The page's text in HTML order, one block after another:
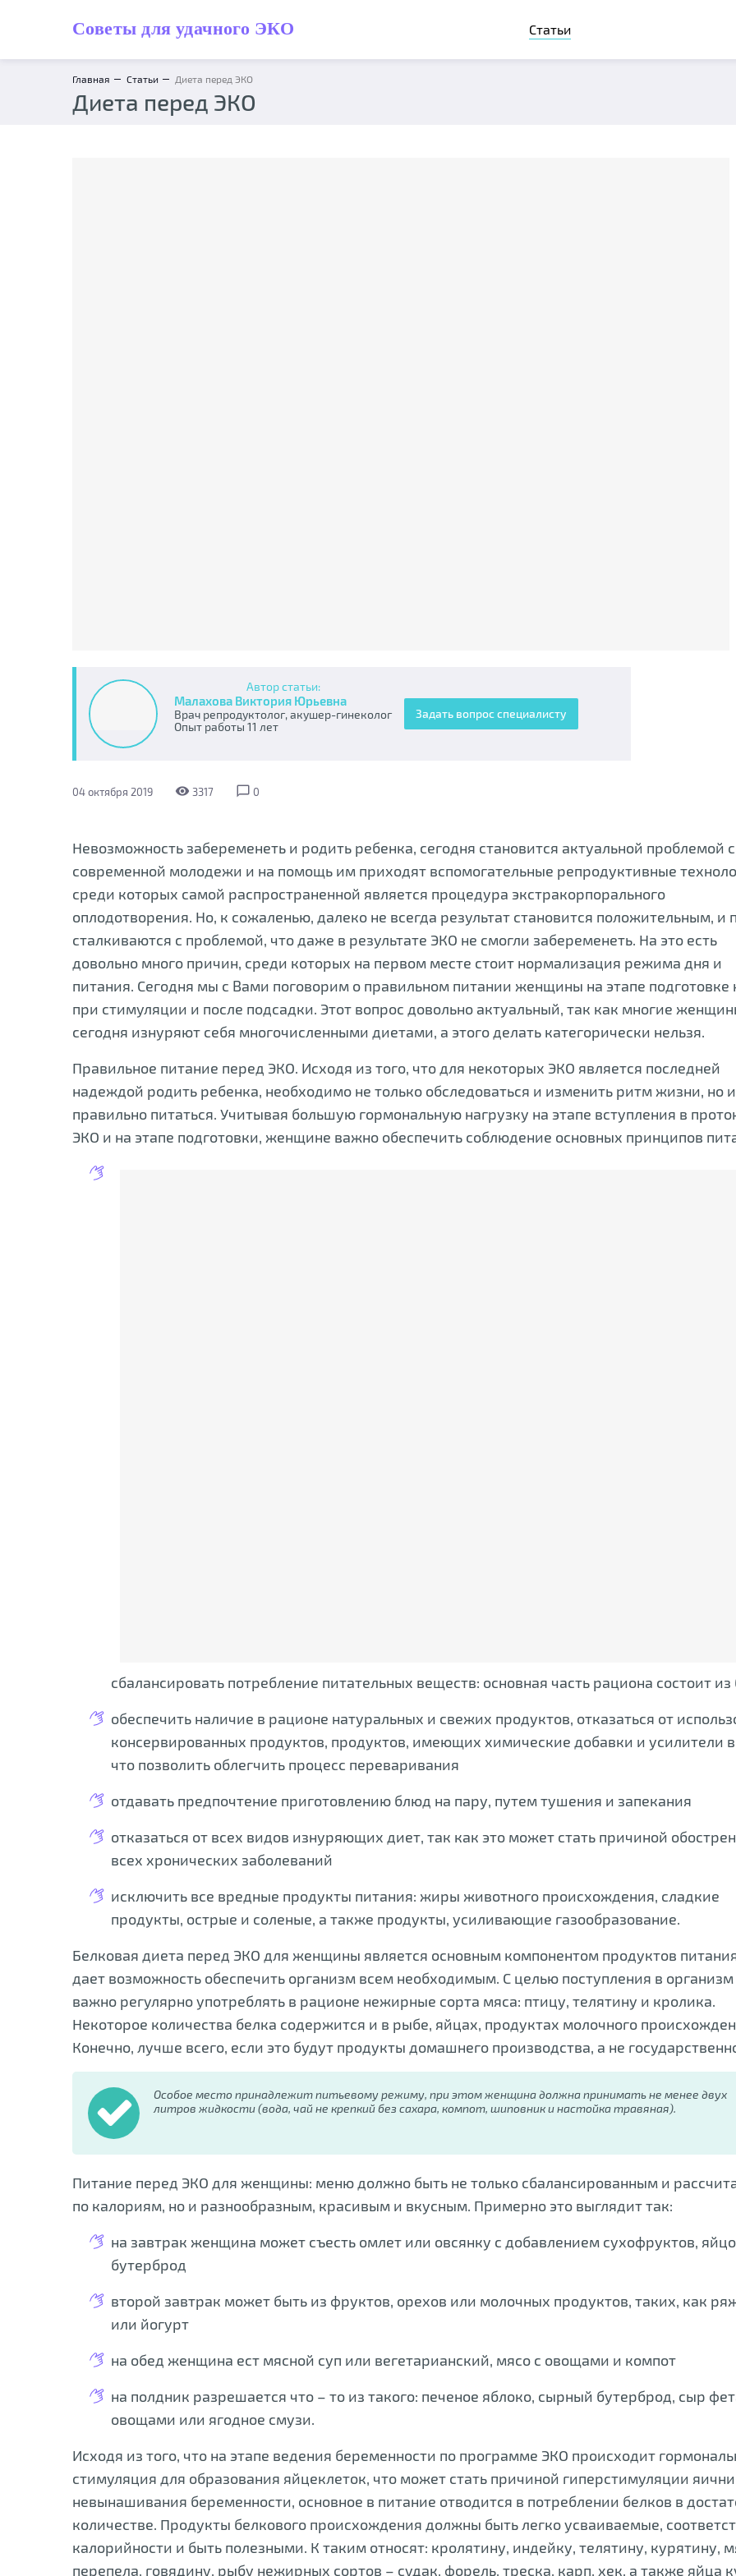
Советы для удачного ЭКО Статьи
Главная Статьи Диета перед ЭКО
Диета перед ЭКО
Автор статьи:
Малахова Виктория Юрьевна
Врач репродуктолог, акушер-гинеколог
Опыт работы 11 лет
Задать вопрос специалисту
04 октября 2019 visibility 3317 chat_bubble_outline 0
Невозможность забеременеть и родить ребенка, сегодня становится актуальной проблемой
современной молодежи и на помощь им приходят вспомогательные репродуктивные
среди которых самой распространенной является процедура экстракорпорального
оплодотворения. Но, к сожаленью, далеко не всегда результат становится положительным, и
сталкиваются с проблемой, что даже в результате ЭКО не смогли забеременеть. На это есть
довольно много причин, среди которых на первом месте стоит нормализация режима дня и
питания. Сегодня мы с Вами поговорим о правильном питании женщины на этапе подготовке
при стимуляции и после подсадки. Этот вопрос довольно актуальный, так как многие
сегодня изнуряют себя многочисленными диетами, а этого делать категорически нельзя.
Правильное питание перед ЭКО. Исходя из того, что для некоторых ЭКО является последней
надеждой родить ребенка, необходимо не только обследоваться и изменить ритм жизни, но и
правильно питаться. Учитывая большую гормональную нагрузку на этапе вступления в
ЭКО и на этапе подготовки, женщине важно обеспечить соблюдение основных принципов
сбалансировать потребление питательных веществ: основная часть рациона состоит из
обеспечить наличие в рационе натуральных и свежих продуктов, отказаться от
консервированных продуктов, продуктов, имеющих химические добавки и усилители
что позволить облегчить процесс переваривания
отдавать предпочтение приготовлению блюд на пару, путем тушения и запекания
отказаться от всех видов изнуряющих диет, так как это может стать причиной
всех хронических заболеваний
исключить все вредные продукты питания: жиры животного происхождения, сладкие
продукты, острые и соленые, а также продукты, усиливающие газообразование.
Белковая диета перед ЭКО для женщины является основным компонентом продуктов
дает возможность обеспечить организм всем необходимым. С целью поступления в организм
важно регулярно употреблять в рационе нежирные сорта мяса: птицу, телятину и кролика.
Некоторое количества белка содержится и в рыбе, яйцах, продуктах молочного
Конечно, лучше всего, если это будут продукты домашнего производства, а не
Особое место принадлежит питьевому режиму, при этом женщина должна принимать не менее двух
литров жидкости (вода, чай не крепкий без сахара, компот, шиповник и настойка травяная).
Питание перед ЭКО для женщины: меню должно быть не только сбалансированным и
по калориям, но и разнообразным, красивым и вкусным. Примерно это выглядит так:
на завтрак женщина может съесть омлет или овсянку с добавлением сухофруктов,
бутерброд
второй завтрак может быть из фруктов, орехов или молочных продуктов, таких, как
или йогурт
на обед женщина ест мясной суп или вегетарианский, мясо с овощами и компот
на полдник разрешается что – то из такого: печеное яблоко, сырный бутерброд, сыр
овощами или ягодное смузи.
Исходя из того, что на этапе ведения беременности по программе ЭКО происходит
стимуляция для образования яйцеклеток, что может стать причиной гиперстимуляции
невынашивания беременности, основное в питание отводится в потреблении белков в
количестве. Продукты белкового происхождения должны быть легко усваиваемые,
калорийности и быть полезными. К таким относят: кролятину, индейку, телятину, курятину,
перепела, говядину, рыбу нежирных сортов – судак, форель, треска, карп, хек, а также яйца